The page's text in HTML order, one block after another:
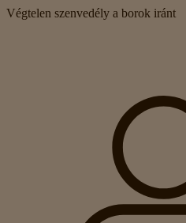
Végtelen szenvedély a borok iránt